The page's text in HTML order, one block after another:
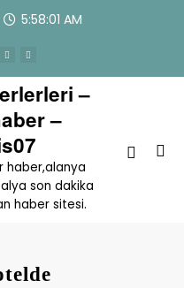
5:58:01 AM
–
–
haber,alanya
son dakika
haber sitesi.